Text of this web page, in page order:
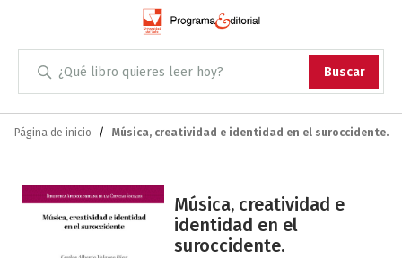
Buscar
Administración
Antropología
Arquitectura
Skip
Página de inicio Música, creatividad e identidad en el suroccidente.
Saltar
Música, creatividad e
identidad en el
suroccidente.